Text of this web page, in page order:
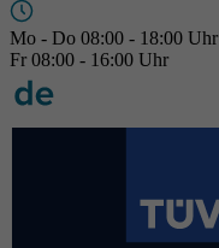
Mo - Do 08:00 - 18:00 Uhr
Fr 08:00 - 16:00 Uhr